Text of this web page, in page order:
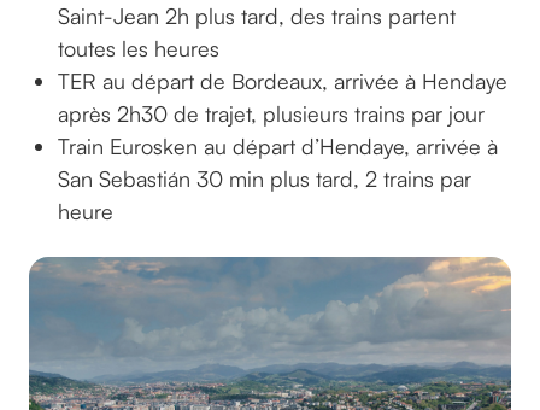
Saint-Jean 2h plus tard, des trains partent
toutes les heures
TER au départ de Bordeaux, arrivée à Hendaye
après 2h30 de trajet, plusieurs trains par jour
Train Eurosken au départ d’Hendaye, arrivée à
San Sebastián 30 min plus tard, 2 trains par
heure